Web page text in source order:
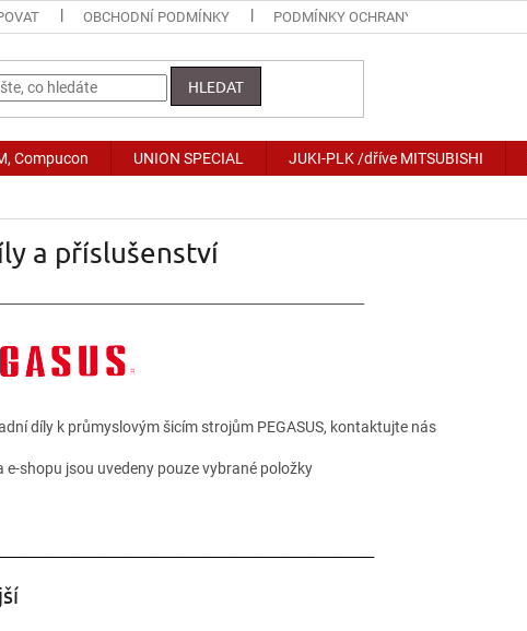
OBCHODNÍ PODMÍNKY PODMÍNKY OCHRANY OSOBNÍCH ÚDAJŮ
HLEDAT
Compucon UNION SPECIAL JUKI-PLK /dříve MITSUBISHI
a příslušenství
díly k průmyslovým šicím strojům PEGASUS, kontaktujte nás
e-shopu jsou uvedeny pouze vybrané položky